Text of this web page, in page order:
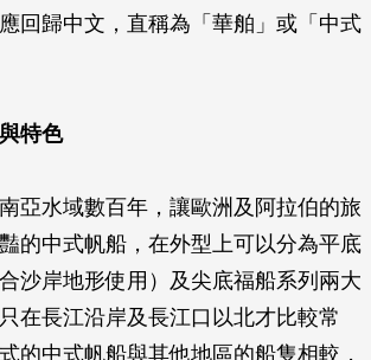
回歸中文，直稱為「華舶」或「中式
特色
亞水域數百年，讓歐洲及阿拉伯的旅
的中式帆船，在外型上可以分為平底
沙岸地形使用）及尖底福船系列兩大
在長江沿岸及長江口以北才比較常
的中式帆船與其他地區的船隻相較，